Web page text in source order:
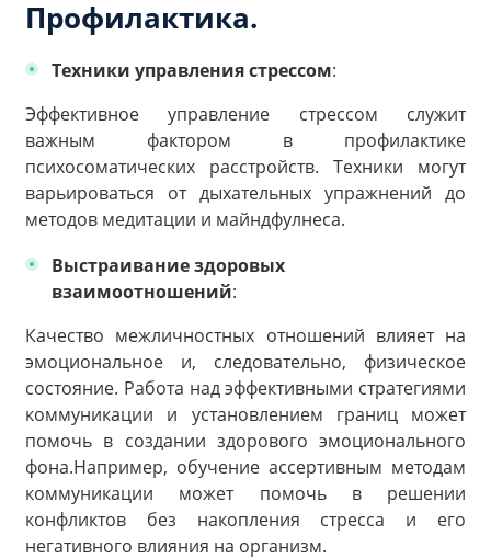
Профилактика.
Техники управления стрессом:
Эффективное управление стрессом служит
важным фактором в профилактике
психосоматических расстройств. Техники могут
варьироваться от дыхательных упражнений до
методов медитации и майндфулнеса.
Выстраивание здоровых
взаимоотношений:
Качество межличностных отношений влияет на
эмоциональное и, следовательно, физическое
состояние. Работа над эффективными стратегиями
коммуникации и установлением границ может
помочь в создании здорового эмоционального
фона.Например, обучение ассертивным методам
коммуникации может помочь в решении
конфликтов без накопления стресса и его
негативного влияния на организм.